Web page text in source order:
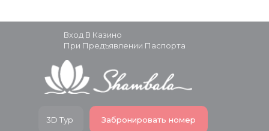
Забронировать номер
Вход В Казино
При Предъявлении Паспорта
3D Тур